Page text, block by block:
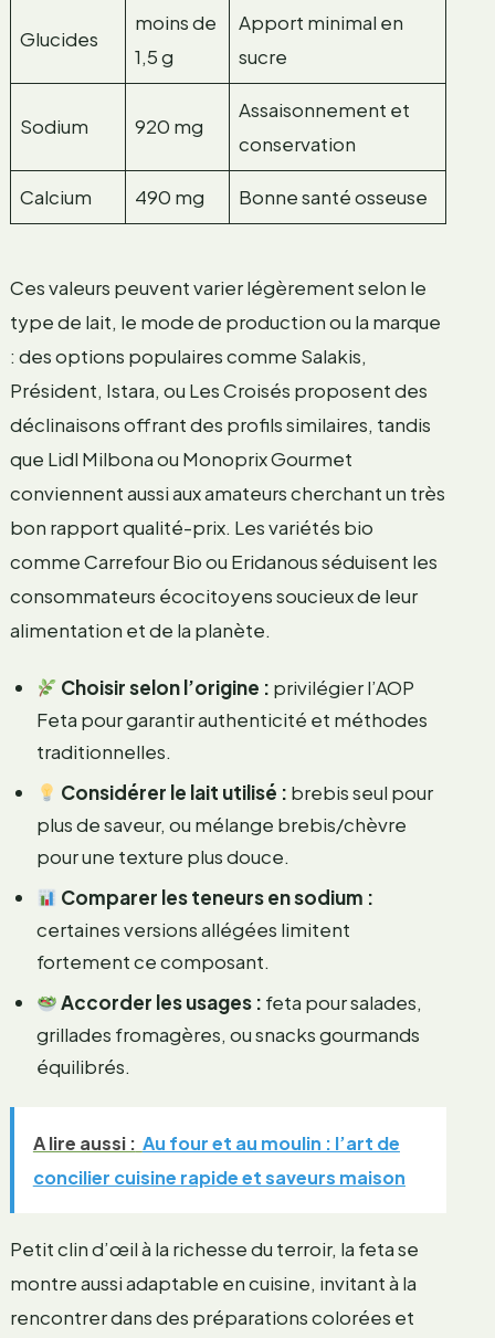
Glucides
moins de
1,5 g
Apport minimal en
sucre
Sodium 920 mg
Assaisonnement et
conservation
Calcium 490 mg Bonne santé osseuse
Ces valeurs peuvent varier légèrement selon le
type de lait, le mode de production ou la marque
: des options populaires comme Salakis,
Président, Istara, ou Les Croisés proposent des
déclinaisons offrant des profils similaires, tandis
que Lidl Milbona ou Monoprix Gourmet
conviennent aussi aux amateurs cherchant un très
bon rapport qualité-prix. Les variétés bio
comme Carrefour Bio ou Eridanous séduisent les
consommateurs écocitoyens soucieux de leur
alimentation et de la planète.
Choisir selon l’origine : privilégier l’AOP
Feta pour garantir authenticité et méthodes
traditionnelles.
Considérer le lait utilisé : brebis seul pour
plus de saveur, ou mélange brebis/chèvre
pour une texture plus douce.
Comparer les teneurs en sodium :
certaines versions allégées limitent
fortement ce composant.
Accorder les usages : feta pour salades,
grillades fromagères, ou snacks gourmands
équilibrés.
A lire aussi : Au four et au moulin : l’art de
concilier cuisine rapide et saveurs maison
Petit clin d’œil à la richesse du terroir, la feta se
montre aussi adaptable en cuisine, invitant à la
rencontrer dans des préparations colorées et